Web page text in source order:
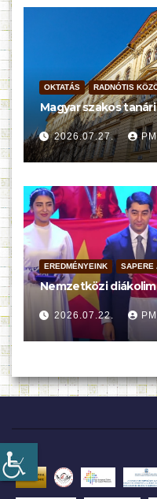
OKTATÁS RADNÓTIS
Magyar szakos tanári
2026.07.27. PM
EREDMÉNYEINK SAPERE
Nemzetközi
2026.07.22. PM